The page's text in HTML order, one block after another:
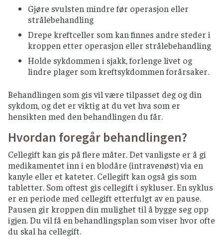
Gjøre svulsten mindre før operasjon eller
strålebehandling
Drepe kreftceller som kan finnes andre steder i
kroppen etter operasjon eller strålebehandling
Holde sykdommen i sjakk, forlenge livet og
lindre plager som kreftsykdommen forårsaker.
Behandlingen som gis vil være tilpasset deg og din
sykdom, og det er viktig at du vet hva som er
hensikten med den behandlingen du får.
Hvordan foregår behandlingen?
Cellegift kan gis på flere måter. Det vanligste er å gi
medikamentet inn i en blodåre (intravenøst) via en
kanyle eller et kateter. Cellegift kan også gis som
tabletter. Som oftest gis cellegift i sykluser. En syklus
er en periode med cellegift etterfulgt av en pause.
Pausen gir kroppen din mulighet til å bygge seg opp
igjen. Du vil få en behandlingsplan som viser hvor ofte
du skal ha cellegift.